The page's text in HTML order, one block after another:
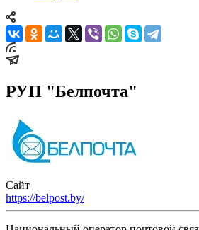
РУП "Белпочта"
Сайт
https://belpost.by/